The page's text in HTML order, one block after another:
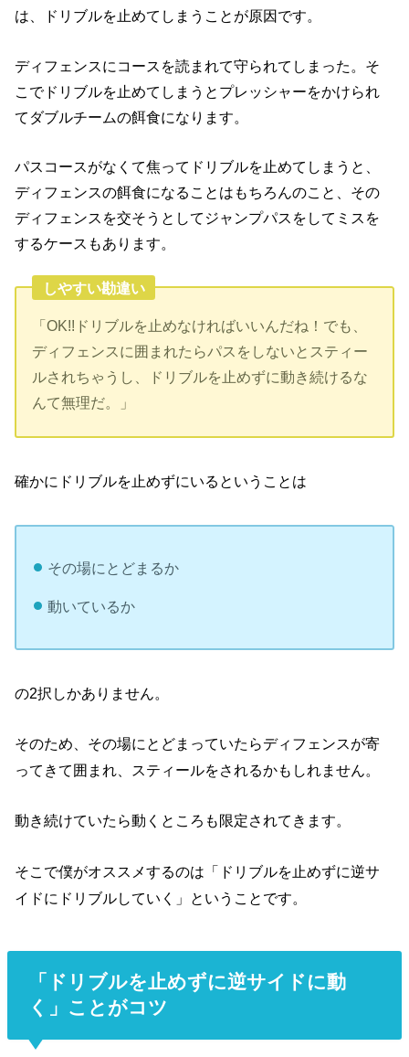
は、ドリブルを止めてしまうことが原因です。
ディフェンスにコースを読まれて守られてしまった。そ
こでドリブルを止めてしまうとプレッシャーをかけられ
てダブルチームの餌食になります。
パスコースがなくて焦ってドリブルを止めてしまうと、
ディフェンスの餌食になることはもちろんのこと、その
ディフェンスを交そうとしてジャンプパスをしてミスを
するケースもあります。
しやすい勘違い
「OK!!ドリブルを止めなければいいんだね！でも、
ディフェンスに囲まれたらパスをしないとスティー
ルされちゃうし、ドリブルを止めずに動き続けるな
んて無理だ。」
確かにドリブルを止めずにいるということは
その場にとどまるか
動いているか
の2択しかありません。
そのため、その場にとどまっていたらディフェンスが寄
ってきて囲まれ、 スティールをされるかもしれません。
動き続けていたら動くところも限定されてきます。
そこで僕がオススメするのは「 ドリブルを止めずに逆サ
イドにドリブルしていく」 ということです。
「ドリブルを止めずに逆サイドに動
く」ことがコツ